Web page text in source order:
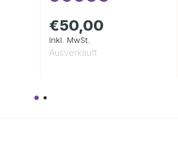
€50,00
Inkl. MwSt.
Ausverkauft